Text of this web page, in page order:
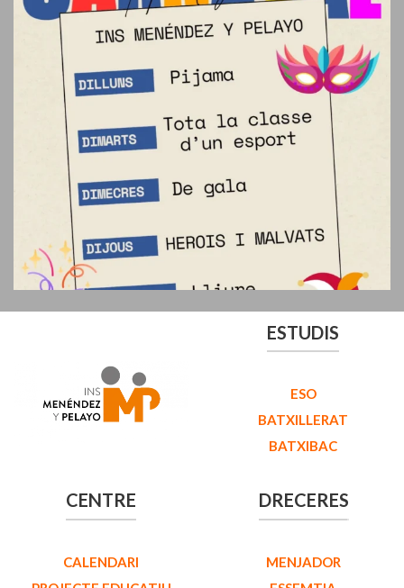
ESTUDIS
ESO
BATXILLERAT
BATXIBAC
CENTRE
CALENDARI
DRECERES
MENJADOR